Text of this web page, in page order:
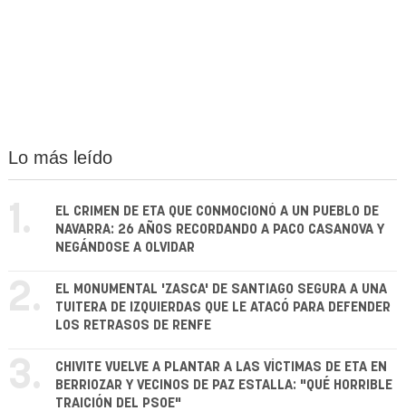
Lo más leído
1.
EL CRIMEN DE ETA QUE CONMOCIONÓ A UN PUEBLO DE
NAVARRA: 26 AÑOS RECORDANDO A PACO CASANOVA Y
NEGÁNDOSE A OLVIDAR
2.
EL MONUMENTAL 'ZASCA' DE SANTIAGO SEGURA A UNA
TUITERA DE IZQUIERDAS QUE LE ATACÓ PARA DEFENDER
LOS RETRASOS DE RENFE
3.
CHIVITE VUELVE A PLANTAR A LAS VÍCTIMAS DE ETA EN
BERRIOZAR Y VECINOS DE PAZ ESTALLA: "QUÉ HORRIBLE
TRAICIÓN DEL PSOE"